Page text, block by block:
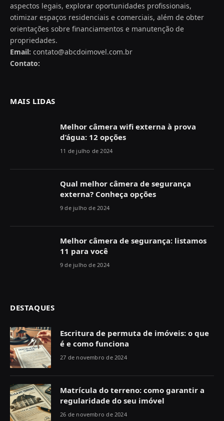
aspectos legais, explorar oportunidades profissionais,
otimizar espaços residenciais e comerciais, além de obter
orientações sobre financiamentos e manutenção de
propriedades.
Email: contato@abcdoimovel.com.br
Contato:
MAIS LIDAS
Melhor câmera wifi externa à prova
d’água: 12 opções
11 de julho de 2024
Qual melhor câmera de segurança
externa? Conheça opções
9 de julho de 2024
Melhor câmera de segurança: listamos
11 para você
9 de julho de 2024
DESTAQUES
Escritura de permuta de imóveis: o que
é e como funciona
27 de novembro de 2024
Matrícula do terreno: como garantir a
regularidade do seu imóvel
26 de novembro de 2024